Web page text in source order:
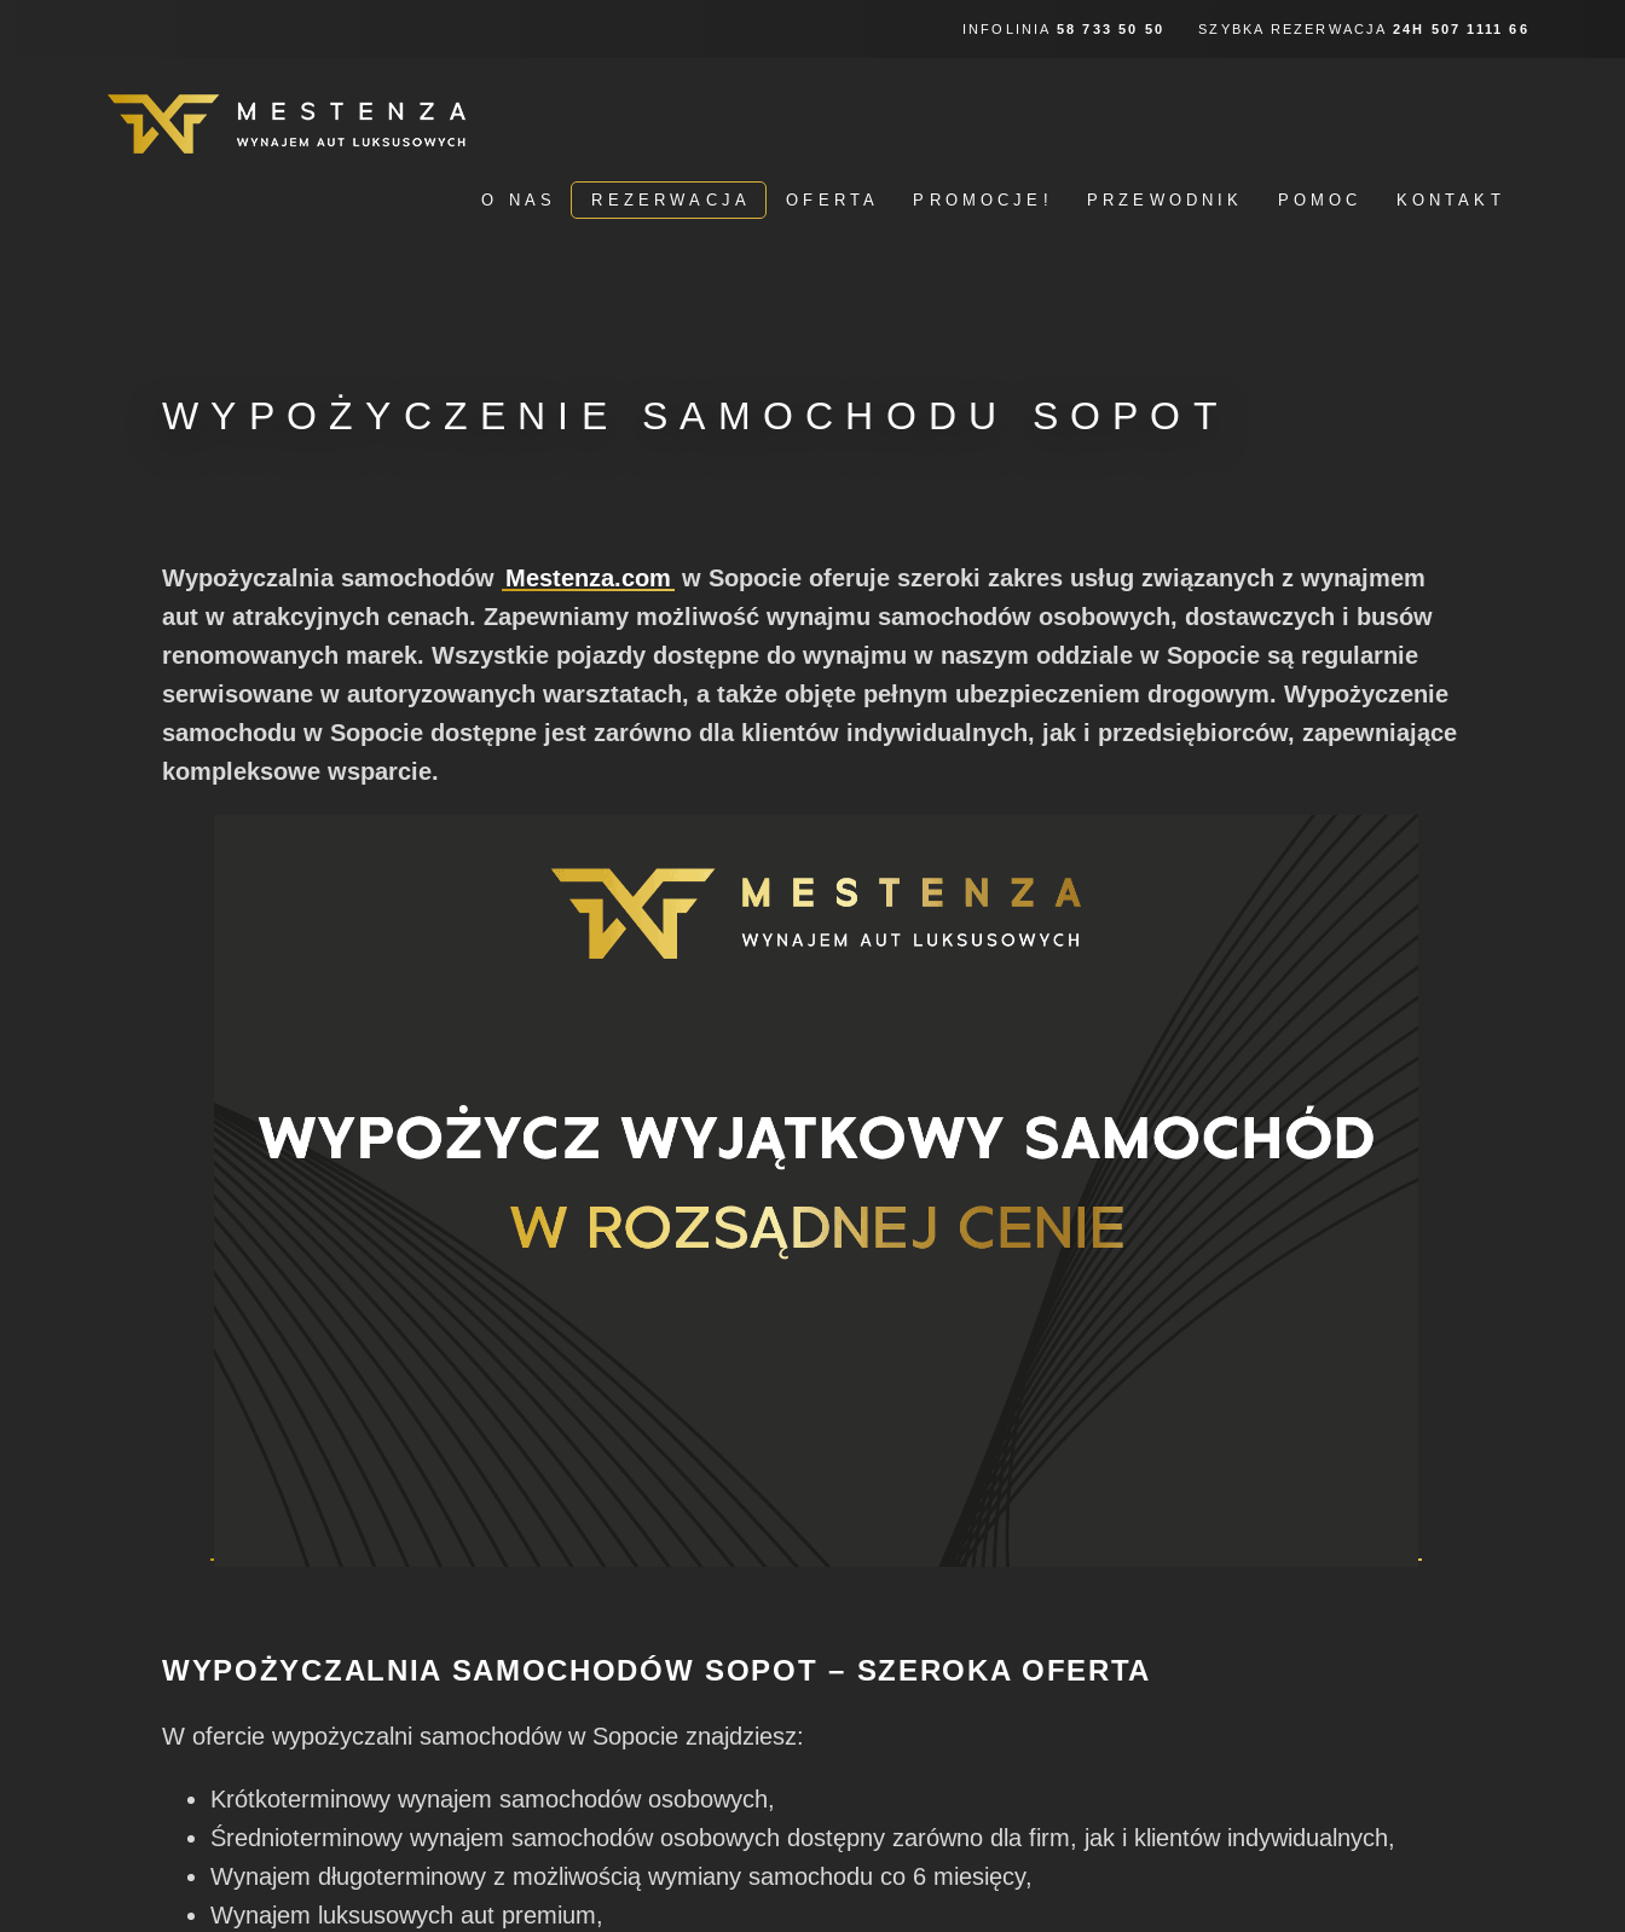
INFOLINIA 58 733 50 50 SZYBKA REZERWACJA 24H 507 1111 66
O NAS REZERWACJA OFERTA PROMOCJE! PRZEWODNIK POMOC KONTAKT
WYPOŻYCZENIE SAMOCHODU SOPOT
Wypożyczalnia samochodów Mestenza.com w Sopocie oferuje szeroki zakres usług związanych z wynajmem
aut w atrakcyjnych cenach. Zapewniamy możliwość wynajmu samochodów osobowych, dostawczych i busów
renomowanych marek. Wszystkie pojazdy dostępne do wynajmu w naszym oddziale w Sopocie są regularnie
serwisowane w autoryzowanych warsztatach, a także objęte pełnym ubezpieczeniem drogowym. Wypożyczenie
samochodu w Sopocie dostępne jest zarówno dla klientów indywidualnych, jak i przedsiębiorców, zapewniające
kompleksowe wsparcie.
WYPOŻYCZALNIA SAMOCHODÓW SOPOT – SZEROKA OFERTA
W ofercie wypożyczalni samochodów w Sopocie znajdziesz:
Krótkoterminowy wynajem samochodów osobowych,
Średnioterminowy wynajem samochodów osobowych dostępny zarówno dla firm, jak i klientów indywidualnych,
Wynajem długoterminowy z możliwością wymiany samochodu co 6 miesięcy,
Wynajem luksusowych aut premium,